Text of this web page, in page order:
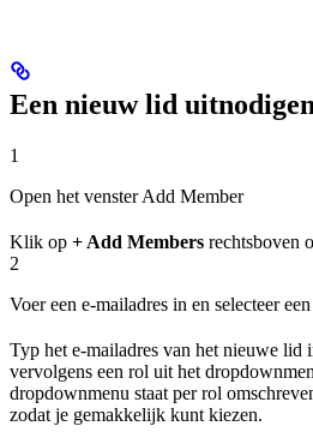
Een nieuw lid uitnodigen
1
Open het venster Add Member
Klik op + Add Members rechtsboven
2
Voer een e-mailadres in en selecteer
Typ het e-mailadres van het nieuwe lid
vervolgens een rol uit het
dropdownmenu staat per rol
zodat je gemakkelijk kunt kiezen.